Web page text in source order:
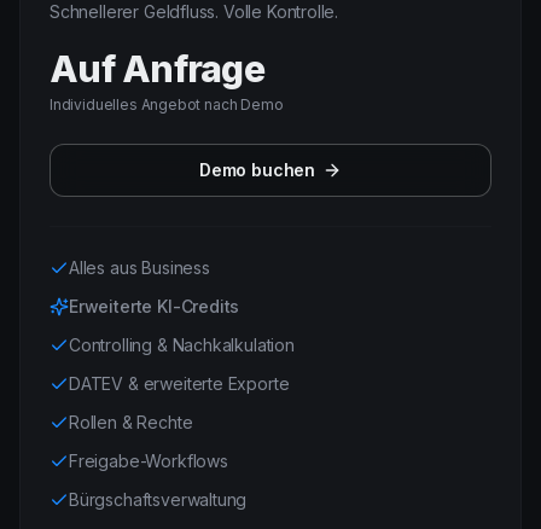
Schnellerer Geldfluss. Volle Kontrolle.
Auf Anfrage
Individuelles Angebot nach Demo
Demo buchen
Alles aus Business
Erweiterte KI-Credits
Controlling & Nachkalkulation
DATEV & erweiterte Exporte
Rollen & Rechte
Freigabe-Workflows
Bürgschaftsverwaltung